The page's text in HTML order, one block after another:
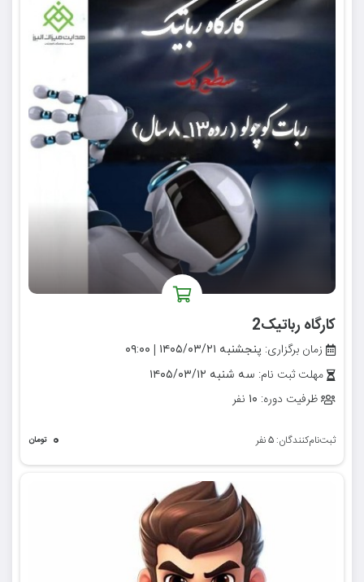
کارگاه رباتیک2
زمان برگزاری: پنجشنبه ۱۴۰۵/۰۳/۲۱ | ۰۹:۰۰
مهلت ثبت نام: سه شنبه ۱۴۰۵/۰۳/۱۲
ظرفیت دوره: ۱۰ نفر
ثبت‌نام‌کنندگان:۵نفر ۰ تومان